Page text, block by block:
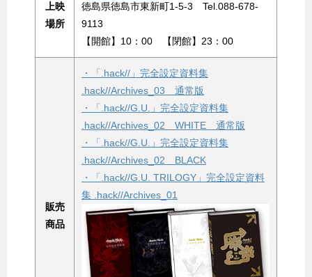
上映
場所
徳島県徳島市東新町1-5-3 Tel.088-678-
9113
【開館】10：00 【閉館】23：00
販売
商品
・「.hack//」完全設定資料集
.hack//Archives_03 通常版
・「.hack//G.U.」完全設定資料集
.hack//Archives_02 WHITE 通常版
・「.hack//G.U.」完全設定資料集
.hack//Archives_02 BLACK
・「.hack//G.U. TRILOGY」完全設定資料
集 .hack//Archives_01